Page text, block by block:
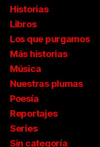
Historias
Libros
Los que purgamos
Más historias
Música
Nuestras plumas
Poesía
Reportajes
Series
Sin categoría